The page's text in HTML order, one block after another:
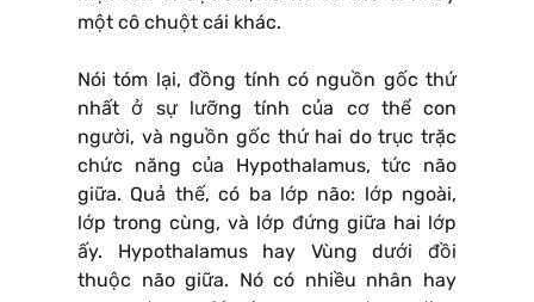
một cô chuột cái khác.
Nói tóm lại, đồng tính có nguồn gốc thứ
nhất ở sự lưỡng tính của cơ thể con
người, và nguồn gốc thứ hai do trục trặc
chức năng của Hypothalamus, tức não
giữa. Quả thế, có ba lớp não: lớp ngoài,
lớp trong cùng, và lớp đứng giữa hai lớp
ấy. Hypothalamus hay Vùng dưới đồi
thuộc não giữa. Nó có nhiều nhân hay